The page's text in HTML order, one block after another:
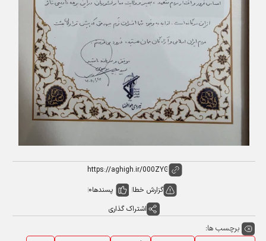
گزارش خطا پسندها0
اشتراک گذاری
برچسب ها: